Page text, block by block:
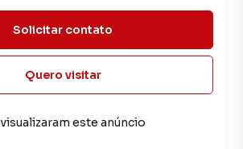
Solicitar contato
Quero visitar
este anúncio